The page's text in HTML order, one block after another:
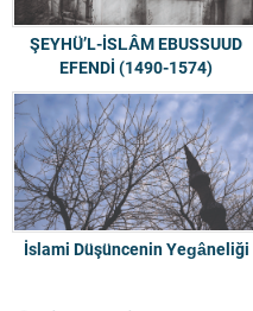
ŞEYHÜ’L-İSLÂM EBUSSUUD
EFENDİ (1490-1574)
İslami Düşüncenin Yegâneliği